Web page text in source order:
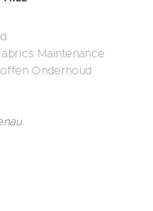
Maintenance
Onderhoud